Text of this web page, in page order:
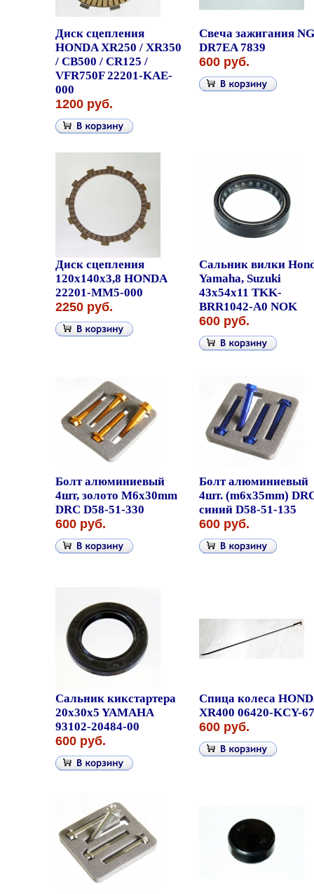
Диск сцепления
HONDA XR250 / XR350
/ CB500 / CR125 /
VFR750F 22201-KAE-
000
1200 руб.
Свеча зажигания
DR7EA 7839
600 руб.
Диск сцепления
120x140x3,8 HONDA
22201-MM5-000
2250 руб.
Сальник вилки
Yamaha, Suzuki
43x54x11 TKK-
BRR1042-A0 NOK
600 руб.
Болт алюминиевый
4шт, золото M6x30mm
DRC D58-51-330
600 руб.
Болт алюминиевый
4шт. (m6x35mm)
синий D58-51-135
600 руб.
Сальник кикстартера
20x30x5 YAMAHA
93102-20484-00
600 руб.
Спица колеса
XR400 06420-KCY-
600 руб.